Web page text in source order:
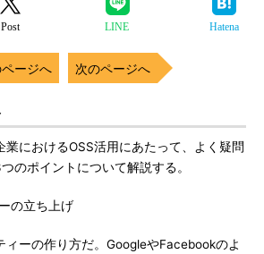
Post LINE Hatena
ージへ 次のページへ
におけるOSS活用にあたって、よく疑問
のポイントについて解説する。
の立ち上げ
ーの作り方だ。GoogleやFacebookのよ